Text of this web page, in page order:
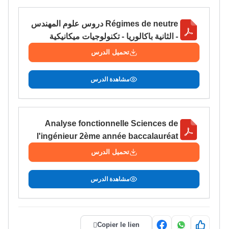
Régimes de neutre دروس علوم المهندس
- الثانية باكالوريا - تكنولوجيات ميكانيكية
تحميل الدرس
مشاهدة الدرس
Analyse fonctionnelle Sciences de
l'ingénieur 2ème année baccalauréat
تحميل الدرس
مشاهدة الدرس
Copier le lien